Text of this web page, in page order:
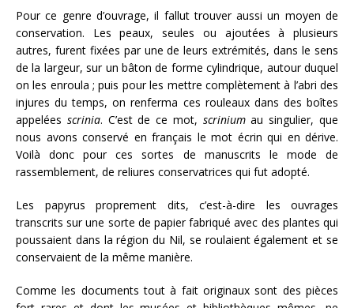
Pour ce genre d’ouvrage, il fallut trouver aussi un moyen de
conservation. Les peaux, seules ou ajoutées à plusieurs
autres, furent fixées par une de leurs extrémités, dans le sens
de la largeur, sur un bâton de forme cylindrique, autour duquel
on les enroula ; puis pour les mettre complètement à l’abri des
injures du temps, on renferma ces rouleaux dans des boîtes
appelées scrinia. C’est de ce mot, scriniumau singulier, que
nous avons conservé en français le mot écrin qui en dérive.
Voilà donc pour ces sortes de manuscrits le mode de
rassemblement, de reliures conservatrices qui fut adopté.
Les papyrus proprement dits, c’est-à-dire les ouvrages
transcrits sur une sorte de papier fabriqué avec des plantes qui
poussaient dans la région du Nil, se roulaient également et se
conservaient de la même manière.
Comme les documents tout à fait originaux sont des pièces